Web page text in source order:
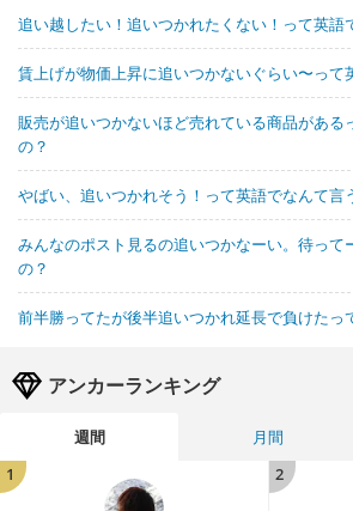
追い越したい！追いつかれたくない！って英語
賃上げが物価上昇に追いつかないぐらい〜って
販売が追いつかないほど売れている商品がある
の？
やばい、追いつかれそう！って英語でなんて言
みんなのポスト見るの追いつかなーい。待って
の？
前半勝ってたが後半追いつかれ延長で負けたっ
アンカーランキング
週間 月間
1
2